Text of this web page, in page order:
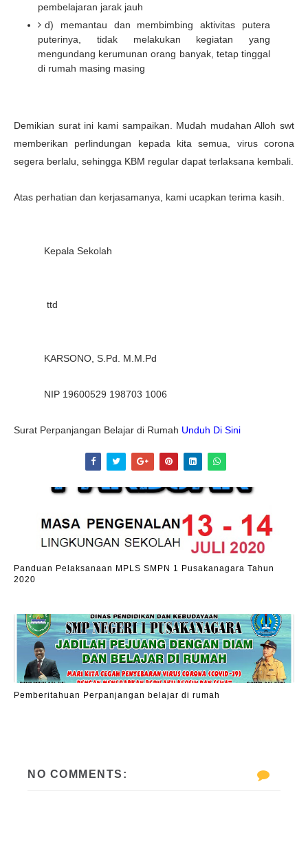
pembelajaran jarak jauh
d) memantau dan membimbing aktivitas putera
puterinya, tidak melakukan kegiatan yang
mengundang kerumunan orang banyak, tetap tinggal
di rumah masing masing
Demikian surat ini kami sampaikan. Mudah mudahan Alloh swt
memberikan perlindungan kepada kita semua, virus corona
segera berlalu, sehingga KBM regular dapat terlaksana kembali.
Atas perhatian dan kerjasamanya, kami ucapkan terima kasih.
Kepala Sekolah
ttd
KARSONO, S.Pd. M.M.Pd
NIP 19600529 198703 1006
Surat Perpanjangan Belajar di Rumah Unduh Di Sini
Panduan Pelaksanaan MPLS SMPN 1 Pusakanagara Tahun
2020
Pemberitahuan Perpanjangan belajar di rumah
NO COMMENTS: